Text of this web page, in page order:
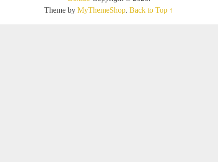
Theme byMyThemeShop.Back to Top ↑